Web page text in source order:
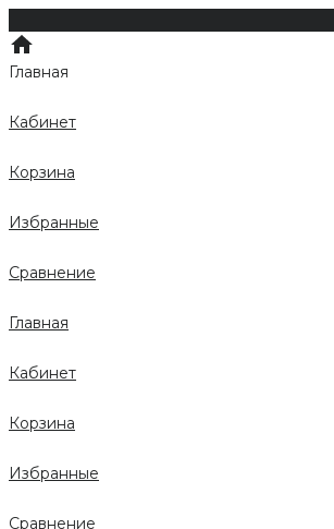
Главная
Кабинет
Корзина
Избранные
Сравнение
Главная
Кабинет
Корзина
Избранные
Сравнение